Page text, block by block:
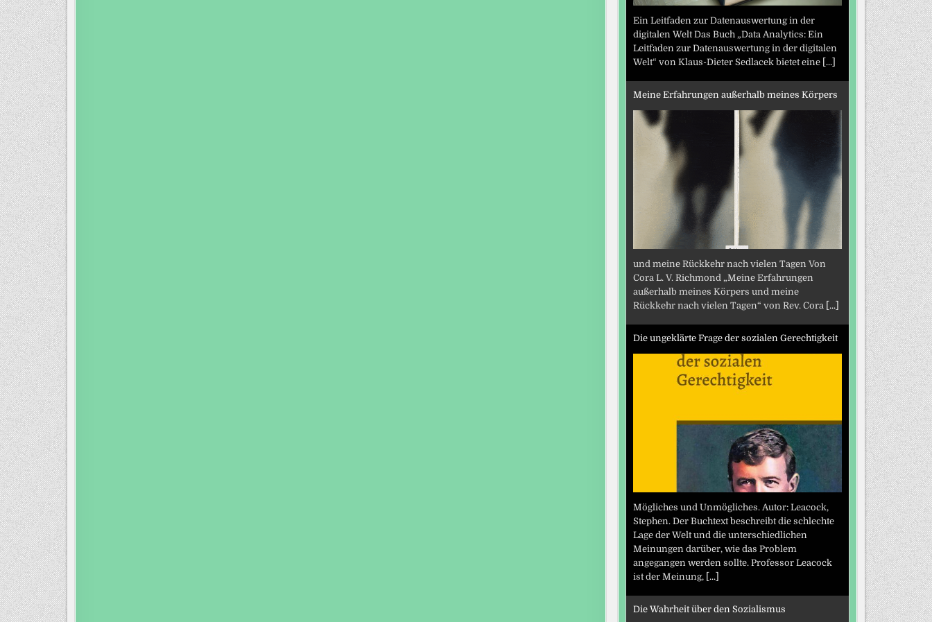
Ein Leitfaden zur Datenauswertung in der
digitalen Welt Das Buch „Data Analytics: Ein
Leitfaden zur Datenauswertung in der digitalen
Welt“ von Klaus-Dieter Sedlacek bietet eine [...]
Meine Erfahrungen außerhalb meines Körpers
und meine Rückkehr nach vielen Tagen Von
Cora L. V. Richmond „Meine Erfahrungen
außerhalb meines Körpers und meine
Rückkehr nach vielen Tagen“ von Rev. Cora [...]
Die ungeklärte Frage der sozialen Gerechtigkeit
Mögliches und Unmögliches. Autor: Leacock,
Stephen. Der Buchtext beschreibt die schlechte
Lage der Welt und die unterschiedlichen
Meinungen darüber, wie das Problem
angegangen werden sollte. Professor Leacock
ist der Meinung, [...]
Die Wahrheit über den Sozialismus